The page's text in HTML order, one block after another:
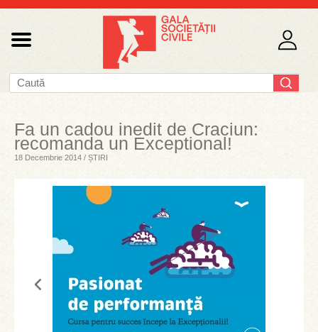
Fa un cadou inedit de Craciun:
recomanda un Exceptional!
18 Decembrie 2014 / ȘTIRI